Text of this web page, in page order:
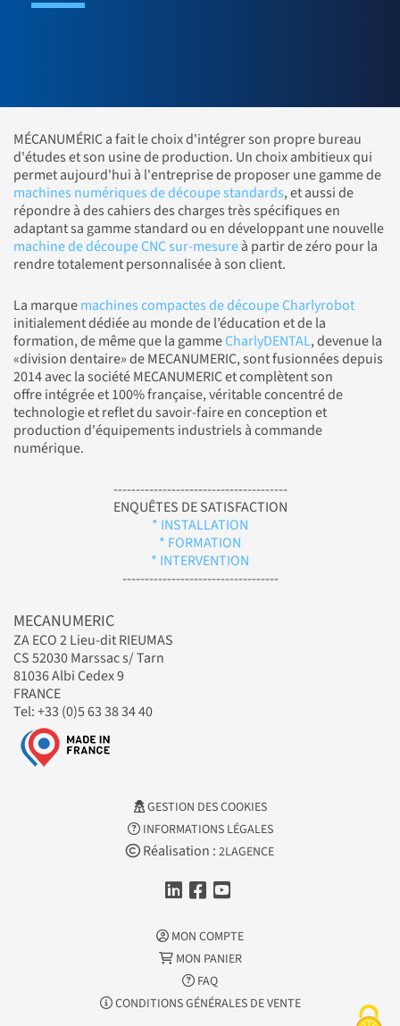
MÉCANUMÉRIC a fait le choix d'intégrer son propre bureau
d'études et son usine de production. Un choix ambitieux qui
permet aujourd'hui à l'entreprise de proposer une gamme de
machines numériques de découpe standards, et aussi de
répondre à des cahiers des charges très spécifiques en
adaptant sa gamme standard ou en développant une nouvelle
machine de découpe CNC sur-mesureà partir de zéro pour la
rendre totalement personnalisée à son client.
La marquemachines compactes de découpe Charlyrobot
initialement dédiée au monde de l’éducation et de la
formation, de même que la gammeCharlyDENTAL, devenue la
«division dentaire» de MECANUMERIC, sont fusionnées depuis
2014 avec la société MECANUMERIC et complètent son
offre intégrée et 100% française, véritable concentré de
technologie et reflet du savoir-faire en conception et
production d'équipements industriels à commande
numérique.
---------------------------------------
ENQUÊTES DE SATISFACTION
* INSTALLATION
* FORMATION
* INTERVENTION
-----------------------------------
MECANUMERIC
ZA ECO 2 Lieu-dit RIEUMAS
CS 52030 Marssac s/ Tarn
81036 Albi Cedex 9
FRANCE
Tel: +33 (0)5 63 38 34 40
GESTION DES COOKIES
INFORMATIONS LÉGALES
Réalisation : 2LAGENCE
MON COMPTE
MON PANIER
FAQ
CONDITIONS GÉNÉRALES DE VENTE